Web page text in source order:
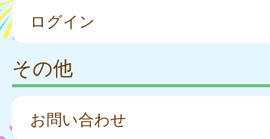
ログイン
その他
お問い合わせ